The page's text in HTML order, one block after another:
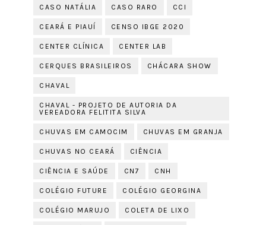
CASO NATÁLIA CASO RARO CCI
CEARÁ E PIAUÍ CENSO IBGE 2020
CENTER CLÍNICA CENTER LAB
CERQUES BRASILEIROS CHÁCARA SHOW
CHAVAL
CHAVAL - PROJETO DE AUTORIA DA
VEREADORA FELITITA SILVA
CHUVAS EM CAMOCIM CHUVAS EM GRANJA
CHUVAS NO CEARÁ CIÊNCIA
CIÊNCIA E SAÚDE CN7 CNH
COLÉGIO FUTURE COLÉGIO GEORGINA
COLÉGIO MARUJO COLETA DE LIXO